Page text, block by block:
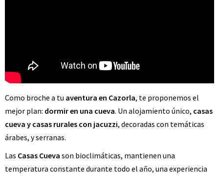
Como broche a tu aventura en Cazorla, te proponemos el
mejor plan: dormir en una cueva. Un alojamiento único, casas
cueva y casas rurales con jacuzzi, decoradas con temáticas
árabes, y serranas.
Las Casas Cueva son bioclimáticas, mantienen una
temperatura constante durante todo el año, una experiencia